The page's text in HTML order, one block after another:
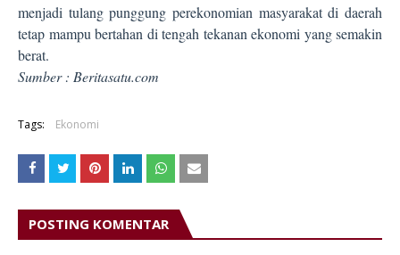
menjadi tulang punggung perekonomian masyarakat di daerah
tetap mampu bertahan di tengah tekanan ekonomi yang semakin
berat.
Sumber : Beritasatu.com
Tags: Ekonomi
POSTING KOMENTAR